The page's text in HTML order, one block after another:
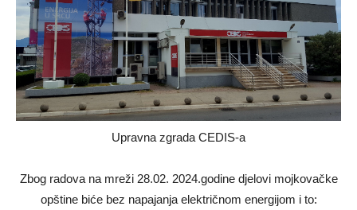
Upravna zgrada CEDIS-a
Zbog radova na mreži 28.02. 2024.godine djelovi mojkovačke
opštine biće bez napajanja električnom energijom i to: